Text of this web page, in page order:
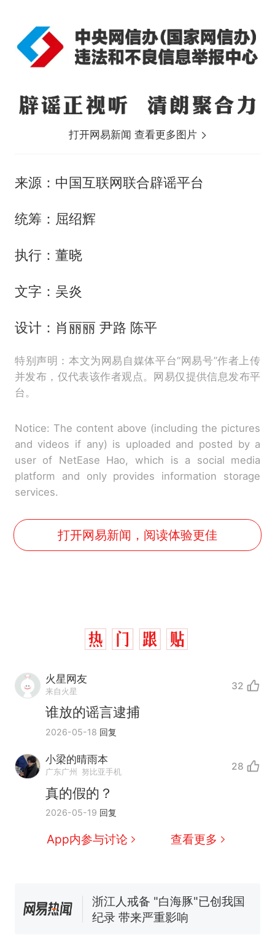
打开网易新闻 查看更多图片
来源：中国互联网联合辟谣平台
统筹：屈绍辉
执行：董晓
文字：吴炎
设计：肖丽丽 尹路 陈平
特别声明：本文为网易自媒体平台“网易号”作者上传
并发布，仅代表该作者观点。网易仅提供信息发布平
台。
Notice: The content above (including the pictures
and videos if any) is uploaded and posted by a
user of NetEase Hao, which is a social media
platform and only provides information storage
services.
打开网易新闻，阅读体验更佳
火星网友
来自火星 32
谁放的谣言逮捕
2026-05-18 回复
小梁的晴雨本
广东广州 努比亚手机 28
真的假的？
2026-05-19 回复
App内参与讨论 查看更多
热
全部作废，公平么？
新 全球唯一没有法定首都的国
浙江人戒备 "白海豚"已创我国
纪录 带来严重影响